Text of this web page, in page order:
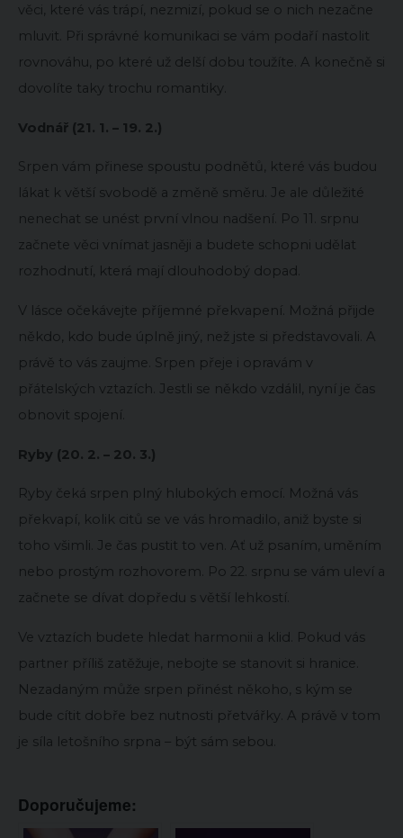
věci, které vás trápí, nezmizí, pokud se o nich nezačne
mluvit. Při správné komunikaci se vám podaří nastolit
rovnováhu, po které už delší dobu toužíte. A konečně si
dovolíte taky trochu romantiky.
Vodnář (21. 1. – 19. 2.)
Srpen vám přinese spoustu podnětů, které vás budou
lákat k větší svobodě a změně směru. Je ale důležité
nenechat se unést první vlnou nadšení. Po 11. srpnu
začnete věci vnímat jasněji a budete schopni udělat
rozhodnutí, která mají dlouhodobý dopad.
V lásce očekávejte příjemné překvapení. Možná přijde
někdo, kdo bude úplně jiný, než jste si představovali. A
právě to vás zaujme. Srpen přeje i opravám v
přátelských vztazích. Jestli se někdo vzdálil, nyní je čas
obnovit spojení.
Ryby (20. 2. – 20. 3.)
Ryby čeká srpen plný hlubokých emocí. Možná vás
překvapí, kolik citů se ve vás hromadilo, aniž byste si
toho všimli. Je čas pustit to ven. Ať už psaním, uměním
nebo prostým rozhovorem. Po 22. srpnu se vám uleví a
začnete se dívat dopředu s větší lehkostí.
Ve vztazích budete hledat harmonii a klid. Pokud vás
partner příliš zatěžuje, nebojte se stanovit si hranice.
Nezadaným může srpen přinést někoho, s kým se
bude cítit dobře bez nutnosti přetvářky. A právě v tom
je síla letošního srpna – být sám sebou.
Doporučujeme: